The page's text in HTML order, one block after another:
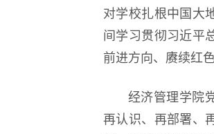
对学校扎根中国大
间学习贯彻习近平
前进方向、赓续红
经济管理学院
再认识、再部署、